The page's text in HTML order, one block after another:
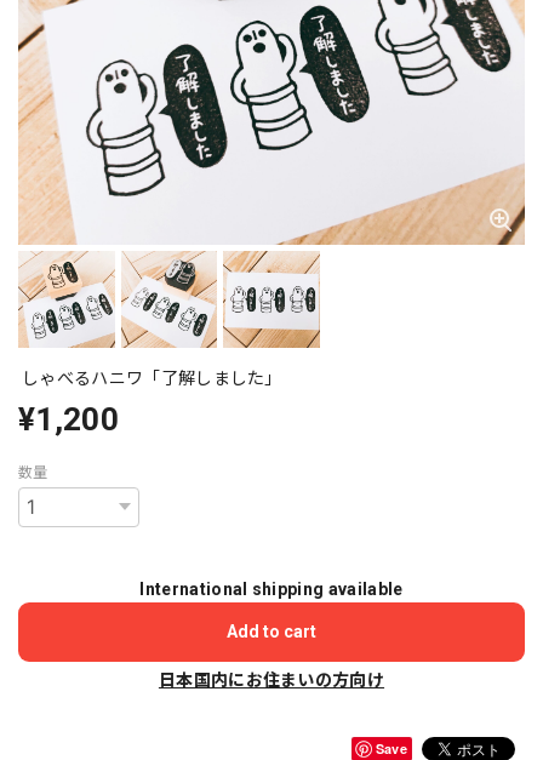
しゃべるハニワ「了解しました」
¥1,200
数量
International shipping available
Add to cart
日本国内にお住まいの方向け
Save